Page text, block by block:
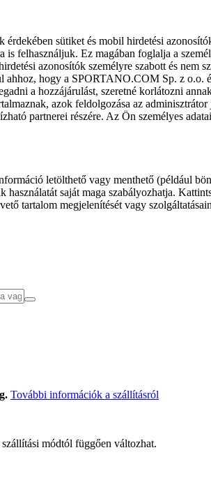
sütiket és mobil hirdetési
is felhasználjuk. Ez magában foglalja a
azonosítók személyre szabott és nem
hogy a SPORTANO.COM Sp. z o.o.
a hozzájárulást, szeretné korlátozni
azok feldolgozása az
partnerei részére. Az Ön személyes
letölthető vagy menthető (például
saját maga szabályozhatja.
tartalom megjelenítését vagy
További információk a szállításról
módtól függően változhat.